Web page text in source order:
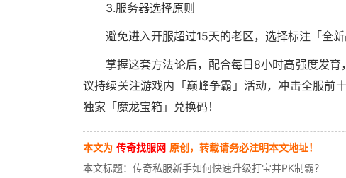
3.服务器选择原则
避免进入开服超过15天的老区，选择标注「全
掌握这套方法论后，配合每日8小时高强度发
议持续关注游戏内「巅峰争霸」活动，冲击全服前
独家「魔龙宝箱」兑换码！
本文为 传奇找服网 原创，转载请务必注明本文地址！
本文标题：传奇私服新手如何快速升级打宝并PK制霸？